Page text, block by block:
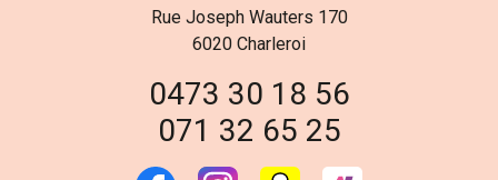
Rue Joseph Wauters 170
6020 Charleroi
0473 30 18 56
071 32 65 25